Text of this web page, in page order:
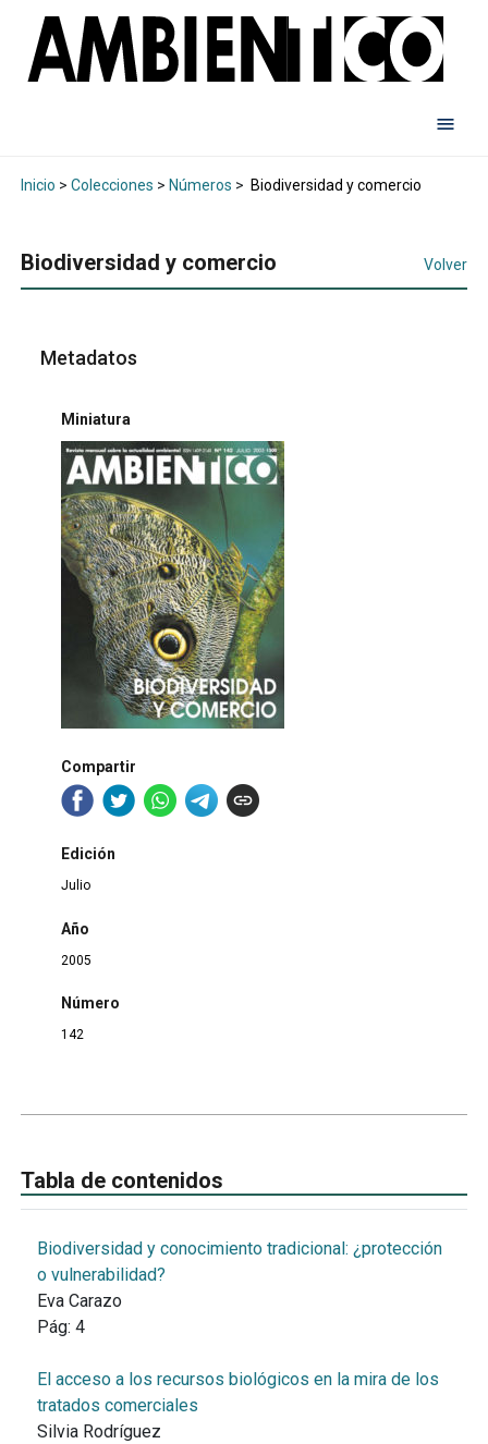
Inicio > Colecciones > Números > Biodiversidad y comercio
Biodiversidad y comercio Volver
Metadatos
Miniatura
Compartir
Edición
Julio
Año
2005
Número
142
Tabla de contenidos
Biodiversidad y conocimiento tradicional: ¿protección
o vulnerabilidad?
Eva Carazo
Pág: 4
El acceso a los recursos biológicos en la mira de los
tratados comerciales
Silvia Rodríguez